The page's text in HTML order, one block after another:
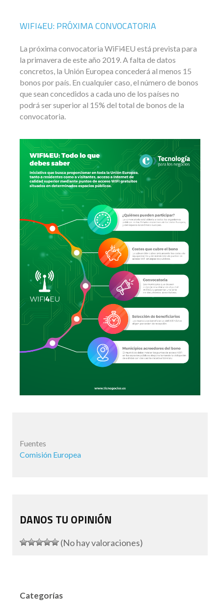
WIFI4EU: PRÓXIMA CONVOCATORIA
La próxima convocatoria WiFi4EU está prevista para
la primavera de este año 2019. A falta de datos
concretos, la Unión Europea concederá al menos 15
bonos por país. En cualquier caso, el número de bonos
que sean concedidos a cada uno de los países no
podrá ser superior al 15% del total de bonos de la
convocatoria.
Fuentes
Comisión Europea
DANOS TU OPINIÓN
(No hay valoraciones)
Categorías